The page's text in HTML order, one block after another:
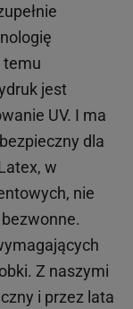
temu
jest
UV. I ma
dla
, w
, nie
Z naszymi
i przez lata